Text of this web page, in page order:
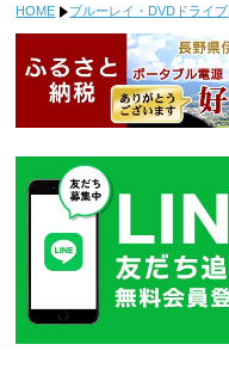
HOME ブルーレイ・DVDドライブ